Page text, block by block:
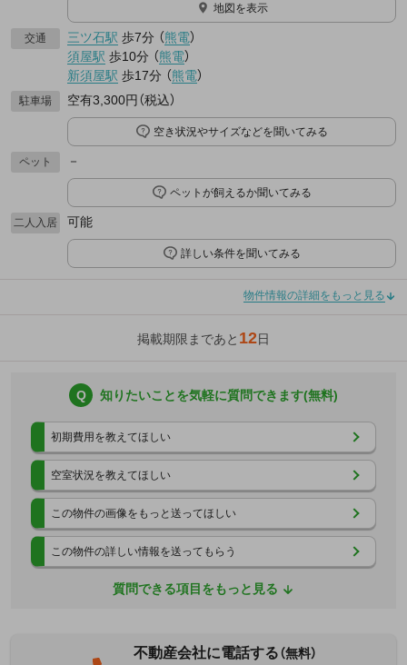
地図を表示
交通 三ツ石駅 歩7分 （熊電）
須屋駅 歩10分 （熊電）
新須屋駅 歩17分 （熊電）
駐車場 空有3,300円（税込）
空き状況やサイズなどを聞いてみる
ペット －
ペットが飼えるか聞いてみる
二人入居 可能
詳しい条件を聞いてみる
物件情報の詳細をもっと見る
掲載期限まであと 12日
Q 知りたいことを気軽に質問できます(無料)
初期費用を教えてほしい
空室状況を教えてほしい
この物件の画像をもっと送ってほしい
この物件の詳しい情報を送ってもらう
質問できる項目をもっと見る
不動産会社に電話する（無料）